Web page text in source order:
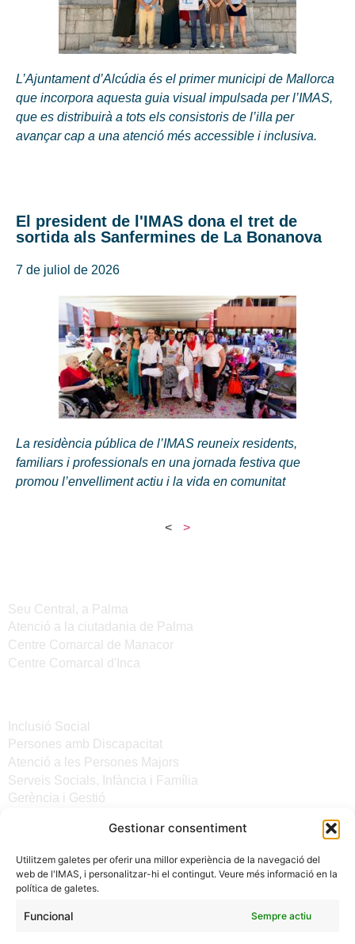
Gestionar consentiment
Utilitzem galetes per oferir una millor experiència de la navegació del
web de l'IMAS, i personalitzar-hi el contingut. Veure més informació en la
política de galetes.
Funcional Sempre actiu
L’Ajuntament d’Alcúdia és el primer municipi de Mallorca
que incorpora aquesta guia visual impulsada per l’IMAS,
que es distribuirà a tots els consistoris de l’illa per
avançar cap a una atenció més accessible i inclusiva.
El president de l'IMAS dona el tret de
sortida als Sanfermines de La Bonanova
7 de juliol de 2026
La residència pública de l’IMAS reuneix residents,
familiars i professionals en una jornada festiva que
promou l’envelliment actiu i la vida en comunitat
< >
Seu Central, a Palma
Atenció a la ciutadania de Palma
Centre Comarcal de Manacor
Centre Comarcal d'Inca
Inclusió Social
Persones amb Discapacitat
Atenció a les Persones Majors
Serveis Socials, Infància i Família
Gerència i Gestió
Altres enllaços
Notícies
Seu electrònica del CiM
Avís legal
Protecció de Dades